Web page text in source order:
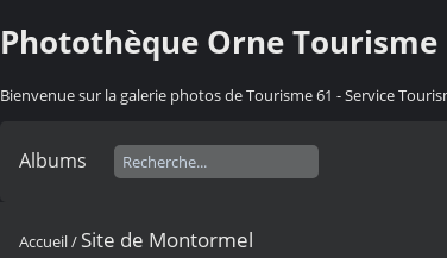
Photothèque Orne Tourisme
Bienvenue sur la galerie photos de Tourisme 61 - Service
Albums
Accueil/ Site de Montormel